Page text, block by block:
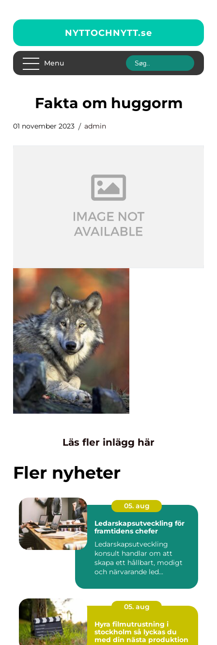
NYTTOCHNYTT.se
Menu
fakta om huggorm
01 november 2023 admin
Läs fler inlägg här
Fler nyheter
05. aug
Ledarskapsutveckling för
framtidens chefer
Ledarskapsutveckling
konsult handlar om att
skapa ett hållbart, modigt
och närvarande led...
05. aug
Hyra filmutrustning i
stockholm så lyckas du
med din nästa produktion